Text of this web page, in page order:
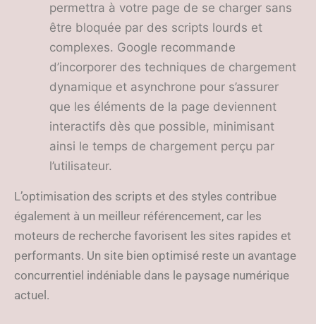
permettra à votre page de se charger sans
être bloquée par des scripts lourds et
complexes. Google recommande
d’incorporer des techniques de chargement
dynamique et asynchrone pour s’assurer
que les éléments de la page deviennent
interactifs dès que possible, minimisant
ainsi le temps de chargement perçu par
l’utilisateur.
L’optimisation des scripts et des styles contribue
également à un meilleur référencement, car les
moteurs de recherche favorisent les sites rapides et
performants. Un site bien optimisé reste un avantage
concurrentiel indéniable dans le paysage numérique
actuel.